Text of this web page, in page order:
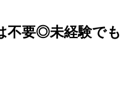
不要◎未経験でも